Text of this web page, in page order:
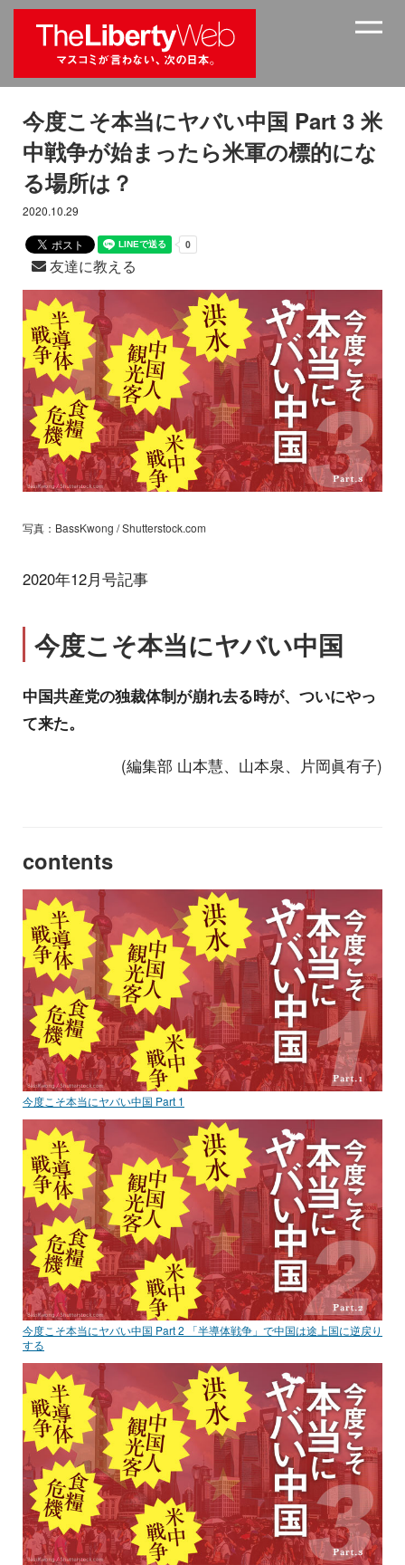
今度こそ本当にヤバい中国 Part 3 米
中戦争が始まったら米軍の標的にな
る場所は？
2020.10.29
友達に教える
写真：BassKwong / Shutterstock.com
2020年12月号記事
今度こそ本当にヤバい中国
中国共産党の独裁体制が崩れ去る時が、ついにやっ
て来た。
(編集部 山本慧、山本泉、片岡眞有子)
contents
今度こそ本当にヤバい中国 Part 1
今度こそ本当にヤバい中国 Part 2 「半導体戦争」で中国は途上国に逆戻り
する